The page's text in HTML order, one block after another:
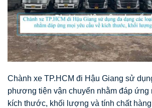
Chành xe TP.HCM đi Hậu Giang sử
phương tiện vận chuyển nhằm đáp ứng
kích thước, khối lượng và tính chất